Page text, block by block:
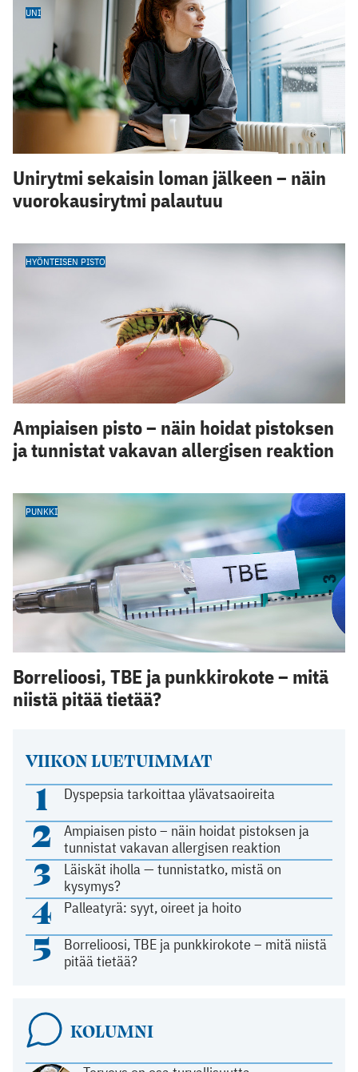
VIIKON LUETUIMMAT
1 Dyspepsia tarkoittaa ylävatsaoireita
2
Ampiaisen pisto – näin hoidat pistoksen ja
tunnistat vakavan allergisen reaktion
3
Läiskät iholla — tunnistatko, mistä on
kysymys?
4 Palleatyrä: syyt, oireet ja hoito
5
Borrelioosi, TBE ja punkkirokote – mitä niistä
pitää tietää?
KOLUMNI
UNI
Unirytmi sekaisin loman jälkeen – näin
vuorokausirytmi palautuu
HYÖNTEISEN PISTO
Ampiaisen pisto – näin hoidat pistoksen
ja tunnistat vakavan allergisen reaktion
PUNKKI
Borrelioosi, TBE ja punkkirokote – mitä
niistä pitää tietää?